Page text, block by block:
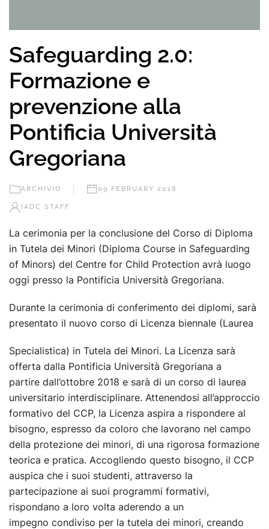
Safeguarding 2.0:
Formazione e
prevenzione alla
Pontificia Università
Gregoriana
ARCHIVIO 09 FEBRUARY 2018
IADC STAFF
La cerimonia per la conclusione del Corso di Diploma
in Tutela dei Minori (Diploma Course in Safeguarding
of Minors) del Centre for Child Protection avrà luogo
oggi presso la Pontificia Università Gregoriana.
Durante la cerimonia di conferimento dei diplomi, sarà
presentato il nuovo corso di Licenza biennale (Laurea
Specialistica) in Tutela dei Minori. La Licenza sarà
offerta dalla Pontificia Università Gregoriana a
partire dall’ottobre 2018 e sarà di un corso di laurea
universitario interdisciplinare. Attenendosi all’approccio
formativo del CCP, la Licenza aspira a rispondere al
bisogno, espresso da coloro che lavorano nel campo
della protezione dei minori, di una rigorosa formazione
teorica e pratica. Accogliendo questo bisogno, il CCP
auspica che i suoi studenti, attraverso la
partecipazione ai suoi programmi formativi,
rispondano a loro volta aderendo a un
impegno condiviso per la tutela dei minori, creando